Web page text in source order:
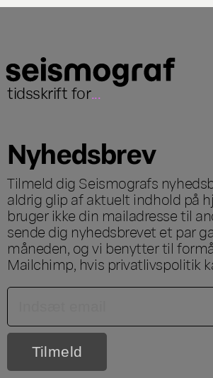
tidsskrift for...
Nyhedsbrev
Tilmeld dig Seismografs
aldrig glip af aktuelt indhold på
bruger ikke din mailadresse til
sende dig nyhedsbrevet et par
måneden, og vi benytter til
Mailchimp, hvis privatlivspolitik